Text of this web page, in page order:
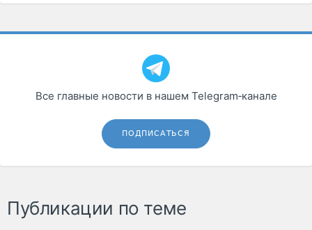
Все главные новости в нашем Telegram‑канале
ПОДПИСАТЬСЯ
Публикации по теме